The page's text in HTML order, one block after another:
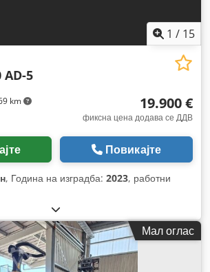
1 / 15
km
AD-5
19.900 €
фиксна цена додава се ДДВ
Повикајте
, Година на изградба: 2023, работни
Мал оглас